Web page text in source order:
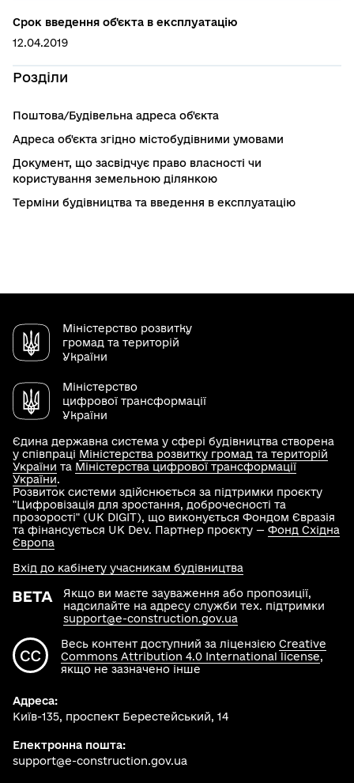
Срок введення об'єкта в експлуатацію
12.04.2019
Розділи
Поштова/Будівельна адреса об'єкта
Адреса об'єкта згідно містобудівними умовами
Документ, що засвідчує право власності чи
користування земельною ділянкою
Терміни будівництва та введення в експлуатацію
Міністерство розвитку
громад та територій
України
Міністерство
цифрової трансформації
України
Єдина державна система у сфері будівництва створена
у співпраці Міністерства розвитку громад та територій
України та Міністерства цифрової трансформації
України.
Розвиток системи здійснюється за підтримки проєкту
"Цифровізація для зростання, доброчесності та
прозорості" (UK DIGIT), що виконується Фондом Євразія
та фінансується UK Dev. Партнер проєкту — Фонд Східна
Європа
Якщо ви маєте зауваження або пропозиції,
надсилайте на адресу служби тех. підтримки
support@e-construction.gov.ua
Весь контент доступний за ліцензією Creative
Commons Attribution 4.0 International license,
якщо не зазначено інше
Вхід до кабінету учасникам будівництва
Адреса:
Київ-135, проспект Берестейський, 14
Електронна пошта:
support@e-construction.gov.ua